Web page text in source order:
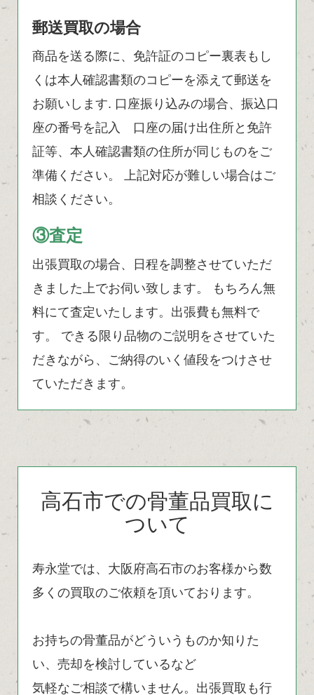
郵送買取の場合
商品を送る際に、免許証のコピー裏表もし
くは本人確認書類のコピーを添えて郵送を
お願いします. 口座振り込みの場合、振込口
座の番号を記入 口座の届け出住所と免許
証等、本人確認書類の住所が同じものをご
準備ください。 上記対応が難しい場合はご
相談ください。
③査定
出張買取の場合、日程を調整させていただ
きました上でお伺い致します。 もちろん無
料にて査定いたします。出張費も無料で
す。 できる限り品物のご説明をさせていた
だきながら、ご納得のいく値段をつけさせ
ていただきます。
高石市での骨董品買取に
ついて
寿永堂では、大阪府高石市のお客様から数
多くの買取のご依頼を頂いております。
お持ちの骨董品がどういうものか知りた
い、売却を検討しているなど
気軽なご相談で構いません。出張買取も行